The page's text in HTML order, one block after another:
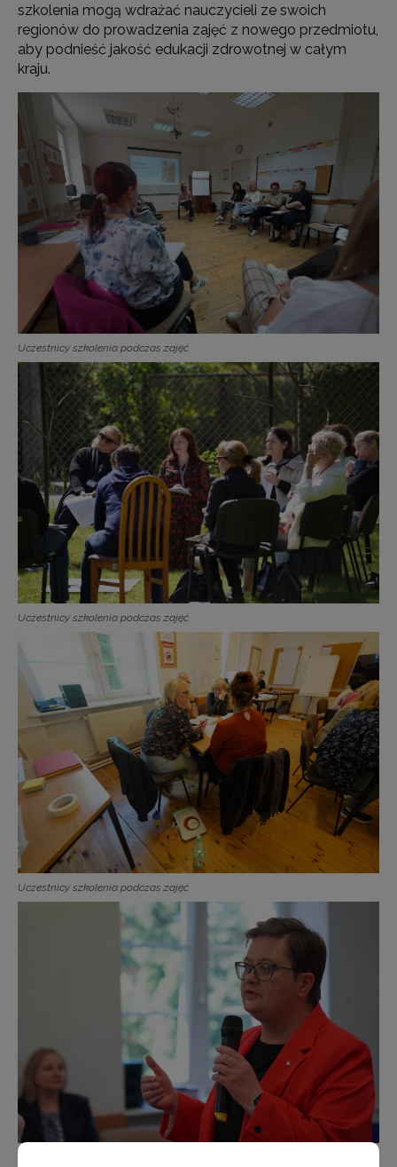
szkolenia mogą wdrażać nauczycieli ze swoich
regionów do prowadzenia zajęć z nowego przedmiotu,
aby podnieść jakość edukacji zdrowotnej w całym
kraju.
Uczestnicy szkolenia podczas zajęć
Uczestnicy szkolenia podczas zajęć
Uczestnicy szkolenia podczas zajęć